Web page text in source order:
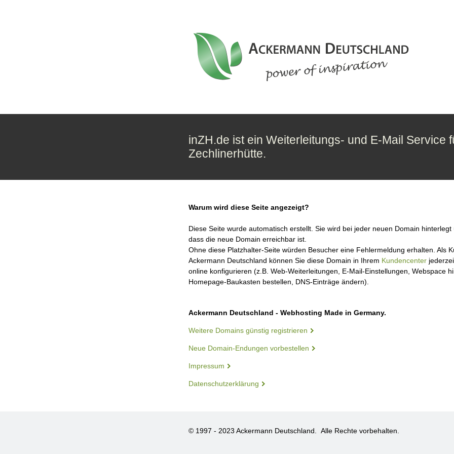
inZH.de ist ein Weiterleitungs- und E-Mail Service
Zechlinerhütte.
Warum wird diese Seite angezeigt?
Diese Seite wurde automatisch erstellt. Sie wird bei jeder neuen Domain hinterlegt
dass die neue Domain erreichbar ist.
Ohne diese Platzhalter-Seite würden Besucher eine Fehlermeldung erhalten. Als
Ackermann Deutschland können Sie diese Domain in Ihrem Kundencenter
online konfigurieren (z.B. Web-Weiterleitungen, E-Mail-Einstellungen, Webspace
Homepage-Baukasten bestellen, DNS-Einträge ändern).
Ackermann Deutschland - Webhosting Made in Germany.
Weitere Domains günstig registrieren
Neue Domain-Endungen vorbestellen
Impressum
Datenschutzerklärung
© 1997 - 2023 Ackermann Deutschland. Alle Rechte vorbehalten.